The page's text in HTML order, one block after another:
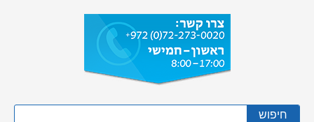
חיפוש